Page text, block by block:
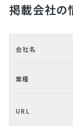
掲載会社の
会社名
業種
URL